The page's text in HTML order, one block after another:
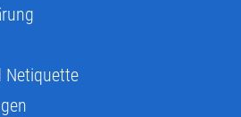
Netiquette